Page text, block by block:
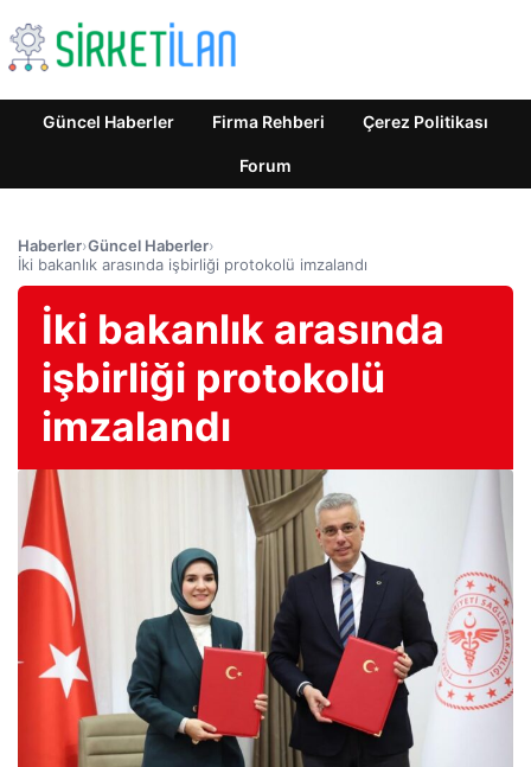
Güncel Haberler Firma Rehberi Çerez Politikası
Forum
Haberler›Güncel Haberler›
İki bakanlık arasında işbirliği protokolü imzalandı
İki bakanlık arasında
işbirliği protokolü
imzalandı